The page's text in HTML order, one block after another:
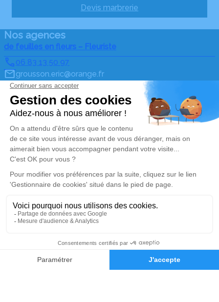
Demande de devis
Devis marbrerie
Nos agences
de feuilles en fleurs – Fleuriste
06 83 13 50 97
grousson.eric@orange.fr
10 Rue du 11 Novembre – 43220 – Dunières
SAS Pompes Funèbres Grousson
grousson.eric@orange.fr
14, Avenue du 19 Mars 1962 – 43290 – Montfaucon en
Velay
Nos Services
Services aux familles
Liens utiles
Avis de décès
Demande de rendez-vous
Politique de traitement des données personnelles
Politique d’utilisation des cookies